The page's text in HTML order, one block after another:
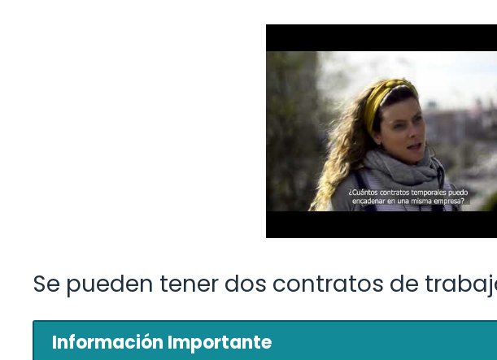
Se pueden tener dos contratos de
Información Importante